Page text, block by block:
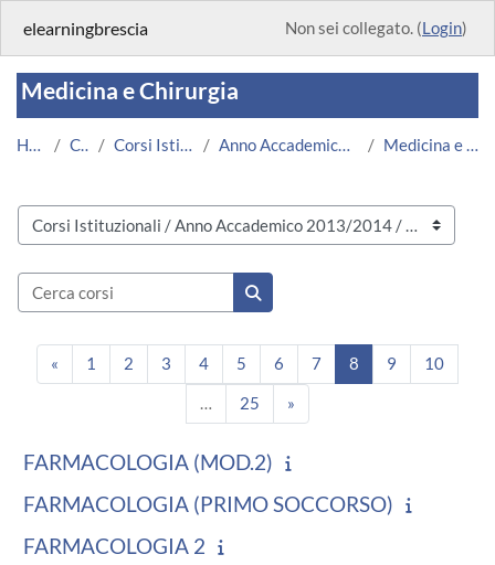
elearningbrescia Non sei collegato. (Login)
Medicina e Chirurgia
Home Corsi Corsi Istituzionali Anno Accademico 2013/2014 Medicina e Chirurgia
Categorie di corso
Cerca corsi
Cerca corsi
« Pagina precedente
1 Pagina 1
2 Pagina 2
3 Pagina 3
4Pagina 4
5 Pagina 5
6 Pagina 6
7 Pagina 7
8 Pagina 8
9 Pagina 9
10
… 25Pagina 25
»Pagina successiva
FARMACOLOGIA (MOD.2)
FARMACOLOGIA (PRIMO SOCCORSO)
FARMACOLOGIA 2